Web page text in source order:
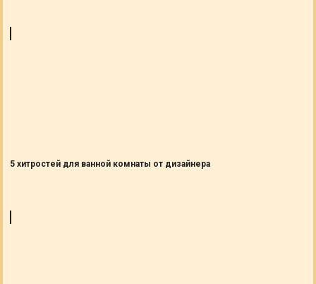
5 хитростей для ванной комнаты от дизайнера